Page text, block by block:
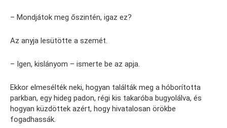
– Mondjátok meg őszintén, igaz ez?
Az anyja lesütötte a szemét.
– Igen, kislányom – ismerte be az apja.
Ekkor elmesélték neki, hogyan találták meg a hóborította
parkban, egy hideg padon, régi kis takaróba bugyolálva, és
hogyan küzdöttek azért, hogy hivatalosan örökbe
fogadhassák.